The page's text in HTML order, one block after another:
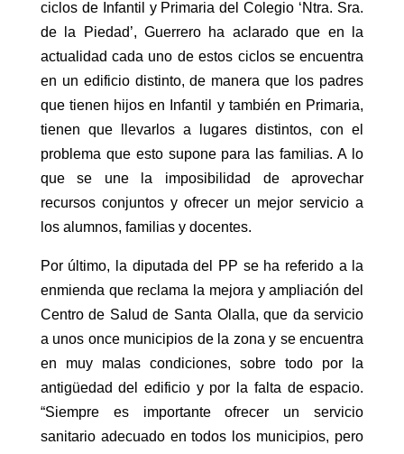
ciclos de Infantil y Primaria del Colegio ‘Ntra. Sra.
de la Piedad’, Guerrero ha aclarado que en la
actualidad cada uno de estos ciclos se encuentra
en un edificio distinto, de manera que los padres
que tienen hijos en Infantil y también en Primaria,
tienen que llevarlos a lugares distintos, con el
problema que esto supone para las familias. A lo
que se une la imposibilidad de aprovechar
recursos conjuntos y ofrecer un mejor servicio a
los alumnos, familias y docentes.
Por último, la diputada del PP se ha referido a la
enmienda que reclama la mejora y ampliación del
Centro de Salud de Santa Olalla, que da servicio
a unos once municipios de la zona y se encuentra
en muy malas condiciones, sobre todo por la
antigüedad del edificio y por la falta de espacio.
“Siempre es importante ofrecer un servicio
sanitario adecuado en todos los municipios, pero